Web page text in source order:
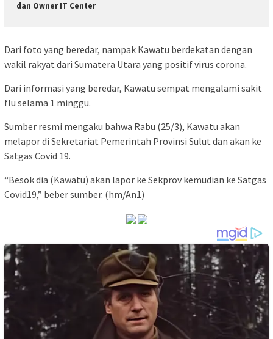
dan Owner IT Center
Dari foto yang beredar, nampak Kawatu berdekatan dengan
wakil rakyat dari Sumatera Utara yang positif virus corona.
Dari informasi yang beredar, Kawatu sempat mengalami sakit
flu selama 1 minggu.
Sumber resmi mengaku bahwa Rabu (25/3), Kawatu akan
melapor di Sekretariat Pemerintah Provinsi Sulut dan akan ke
Satgas Covid 19.
“Besok dia (Kawatu) akan lapor ke Sekprov kemudian ke Satgas
Covid19,” beber sumber. (hm/An1)